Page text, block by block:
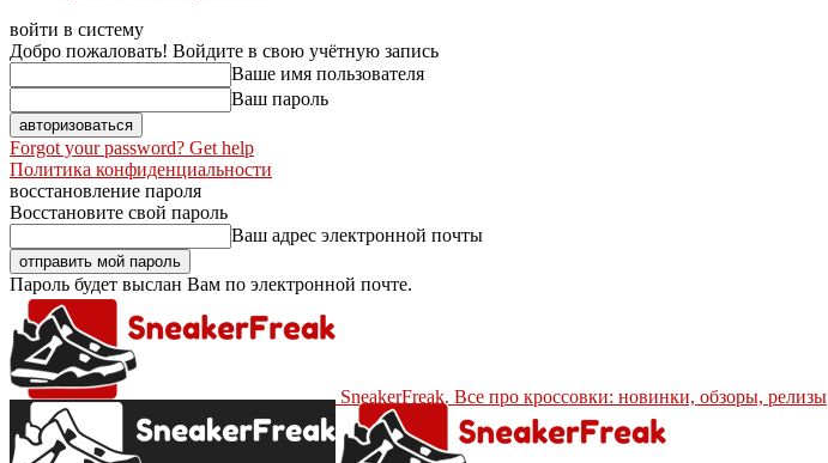
войти в систему
Добро пожаловать! Войдите в свою учётную запись
Ваше имя пользователя
Ваш пароль
Forgot your password? Get help
Политика конфиденциальности
восстановление пароля
Восстановите свой пароль
Ваш адрес электронной почты
Пароль будет выслан Вам по электронной почте.
SneakerFreak. Все про кроссовки: новинки, обзоры, релизы